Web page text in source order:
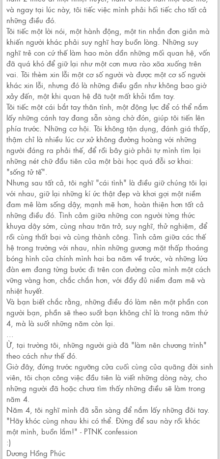
và ngay tại lúc này, tôi tiếc việc mình phải hối tiếc cho tất cả
những điều đó.
Tôi tiếc một lời nói, một hành động, một tin nhắn đơn giản mà
khiến người khác phải suy nghĩ hay buồn lòng. Những suy
nghĩ trẻ con cứ thế làm hao mòn dần những mối quan hệ, vốn
đã quá khó để giữ lại như một cơn mưa rào xõa xuống trên
vai. Tôi thèm xin lỗi một cơ số người và được một cơ số người
khác xin lỗi, nhưng đó là những điều gần như không bao giờ
xảy đến, một khi quan hệ đã tuột mất khỏi tầm tay.
Tôi tiếc một cái bắt tay thân tình, một động lực để có thể nắm
lấy những cánh tay đang sẵn sàng chờ đón, giúp tôi tiến lên
phía trước. Những cơ hội. Tôi không tận dụng, đánh giá thấp,
thậm chỉ là nhiều lúc cư xử không đường hoàng với những
người đáng ra phải thế, để rồi bây giờ phải tự mình tìm lại
những nét chữ đầu tiên của một bài học quá đỗi sơ khai:
"sống tử tế".
Nhưng sau tất cả, tôi nghĩ "cái tình" là điều giữ chúng tôi lại
với nhau, giữ lại những kí ức thật đẹp và khơi gợi một niềm
đam mê làm sống dậy, mạnh mẽ hơn, hoàn thiện hơn tất cả
những điều đó. Tình cảm giữa những con người từng thức
khuya dậy sớm, cùng nhau trăn trở, suy nghĩ, thử nghiệm, để
rồi cùng thất bại và cùng thành công. Tình cảm giữa các thế
hệ trong trường với nhau, nhìn những gương mặt thấp thoáng
bóng hình của chính mình hai ba năm về trước, và những lứa
đàn em đang từng bước đi trên con đường của mình một cách
vững vàng hơn, chắc chắn hơn, với đầy đủ niềm đam mê và
nhiệt huyết.
Và bạn biết chắc rằng, những điều đó làm nên một phần con
người bạn, phần sẽ theo suốt bạn không chỉ là trong năm thứ
4, mà là suốt những năm còn lại.
...
Ừ, tại trường tôi, những người già đã "làm nên chương trình"
theo cách như thế đó.
Giờ đây, đứng trước ngưỡng cửa cuối cùng của quãng đời sinh
viên, tôi chọn công việc đầu tiên là viết những dòng này, cho
những người đã hoặc chưa tìm thấy những điều sẽ làm trong
năm 4.
Năm 4, tôi nghĩ mình đã sẵn sàng để nắm lấy những đôi tay.
"Hãy khóc cùng nhau khi có thể. Đừng để sau này rồi khóc
một mình, buồn lắm!" - PTNK confession
:)
Dương Hồng Phúc